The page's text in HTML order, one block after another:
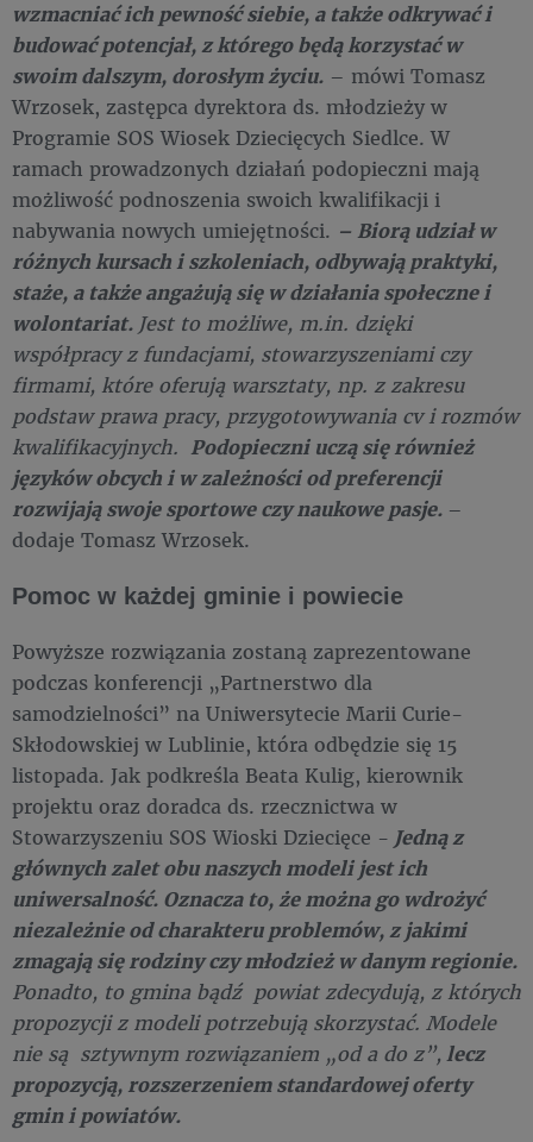
wzmacniać ich pewność siebie, a także odkrywać i
budować potencjał, z którego będą korzystać w
swoim dalszym, dorosłym życiu. ­– mówi Tomasz
Wrzosek, zastępca dyrektora ds. młodzieży w
Programie SOS Wiosek Dziecięcych Siedlce. W
ramach prowadzonych działań podopieczni mają
możliwość podnoszenia swoich kwalifikacji i
nabywania nowych umiejętności. – Biorą udział w
różnych kursach i szkoleniach, odbywają praktyki,
staże, a także angażują się w działania społeczne i
wolontariat. Jest to możliwe, m.in. dzięki
współpracy z fundacjami, stowarzyszeniami czy
firmami, które oferują warsztaty, np. z zakresu
podstaw prawa pracy, przygotowywania cv i rozmów
kwalifikacyjnych. Podopieczni uczą się również
języków obcych i w zależności od preferencji
rozwijają swoje sportowe czy naukowe pasje. –
dodaje Tomasz Wrzosek.
Pomoc w każdej gminie i powiecie
Powyższe rozwiązania zostaną zaprezentowane
podczas konferencji „Partnerstwo dla
samodzielności” na Uniwersytecie Marii Curie-
Skłodowskiej w Lublinie, która odbędzie się 15
listopada. Jak podkreśla Beata Kulig, kierownik
projektu oraz doradca ds. rzecznictwa w
Stowarzyszeniu SOS Wioski Dziecięce - Jedną z
głównych zalet obu naszych modeli jest ich
uniwersalność. Oznacza to, że można go wdrożyć
niezależnie od charakteru problemów, z jakimi
zmagają się rodziny czy młodzież w danym regionie.
Ponadto, to gmina bądź powiat zdecydują, z których
propozycji z modeli potrzebują skorzystać. Modele
nie są sztywnym rozwiązaniem „od a do z”, lecz
propozycją, rozszerzeniem standardowej oferty
gmin i powiatów.